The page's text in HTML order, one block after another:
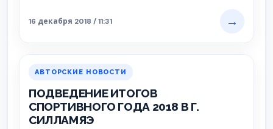
16 декабря 2018 / 11:31 →
АВТОРСКИЕ НОВОСТИ
ПОДВЕДЕНИЕ ИТОГОВ
СПОРТИВНОГО ГОДА 2018 В Г.
СИЛЛАМЯЭ